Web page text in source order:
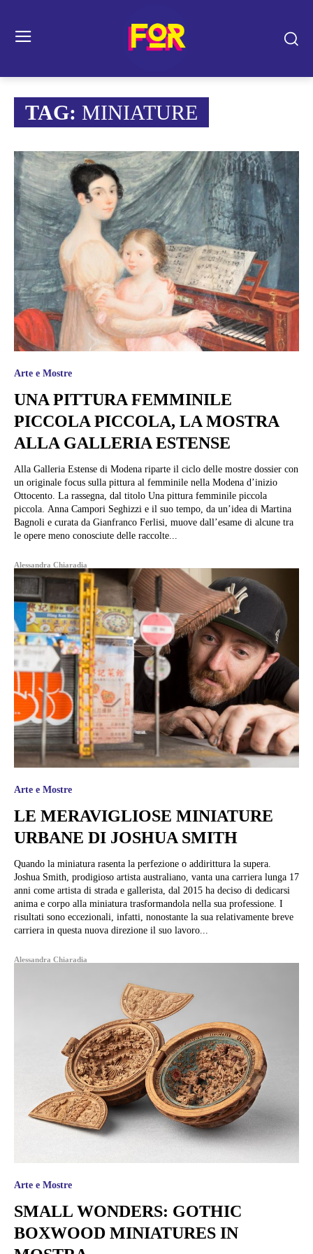
TAG: MINIATURE
Arte e Mostre
UNA PITTURA FEMMINILE
PICCOLA PICCOLA, LA MOSTRA
ALLA GALLERIA ESTENSE
Alla Galleria Estense di Modena riparte il ciclo delle mostre dossier con
un originale focus sulla pittura al femminile nella Modena d’inizio
Ottocento. La rassegna, dal titolo Una pittura femminile piccola
piccola. Anna Campori Seghizzi e il suo tempo, da un’idea di Martina
Bagnoli e curata da Gianfranco Ferlisi, muove dall’esame di alcune tra
le opere meno conosciute delle raccolte...
Alessandra Chiaradia
Arte e Mostre
LE MERAVIGLIOSE MINIATURE
URBANE DI JOSHUA SMITH
Quando la miniatura rasenta la perfezione o addirittura la supera.
Joshua Smith, prodigioso artista australiano, vanta una carriera lunga 17
anni come artista di strada e gallerista, dal 2015 ha deciso di dedicarsi
anima e corpo alla miniatura trasformandola nella sua professione. I
risultati sono eccezionali, infatti, nonostante la sua relativamente breve
carriera in questa nuova direzione il suo lavoro...
Alessandra Chiaradia
Arte e Mostre
SMALL WONDERS: GOTHIC
BOXWOOD MINIATURES IN